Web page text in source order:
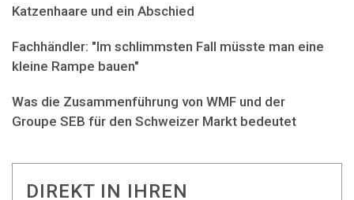
Katzenhaare und ein Abschied
Fachhändler: "Im schlimmsten Fall müsste man eine
kleine Rampe bauen"
Was die Zusammenführung von WMF und der
Groupe SEB für den Schweizer Markt bedeutet
DIREKT IN IHREN